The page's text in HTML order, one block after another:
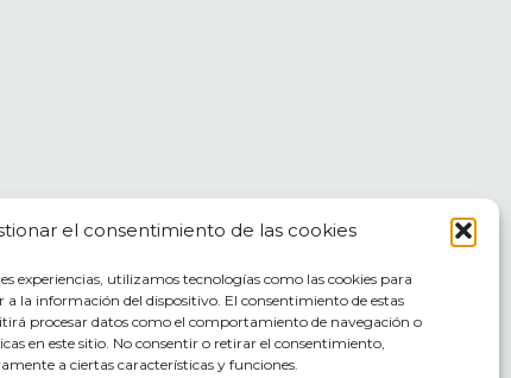
el consentimiento de las cookies
experiencias, utilizamos tecnologías como las cookies para
a la información del dispositivo. El consentimiento de estas
procesar datos como el comportamiento de navegación o
en este sitio. No consentir o retirar el consentimiento,
a ciertas características y funciones.